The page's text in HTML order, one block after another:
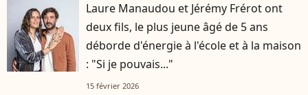
Laure Manaudou et Jérémy Frérot ont
deux fils, le plus jeune âgé de 5 ans
déborde d'énergie à l'école et à la maison
: "Si je pouvais..."
15 février 2026